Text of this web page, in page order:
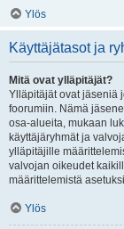
Ylös
Käyttäjätasot ja
Mitä ovat ylläpitäjät?
Ylläpitäjät ovat jäseniä
foorumiin. Nämä
osa-alueita, mukaan
käyttäjäryhmät ja
ylläpitäjille
valvojan oikeudet
määrittelemistä
Ylös